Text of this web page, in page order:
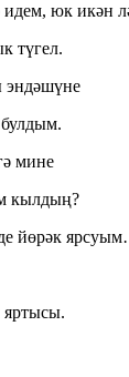
юк икән
түгел.
эндәшүне
мине
кылдың?
йөрәк